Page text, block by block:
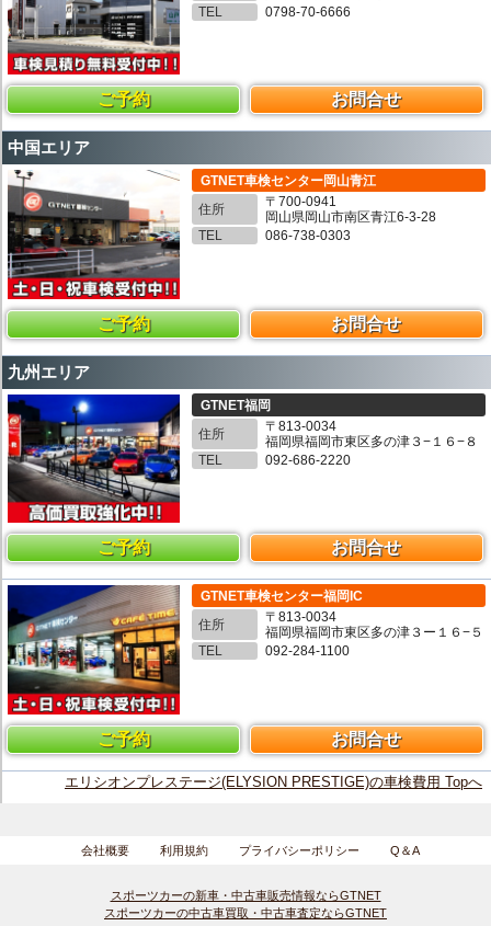
TEL
0798-70-6666
ご予約 お問合せ
中国エリア
GTNET車検センター岡山青江
住所
〒700-0941
岡山県岡山市南区青江6-3-28
TEL
086-738-0303
ご予約 お問合せ
九州エリア
GTNET福岡
住所
〒813-0034
福岡県福岡市東区多の津３−１６−８
TEL
092-686-2220
ご予約 お問合せ
GTNET車検センター福岡IC
住所
〒813-0034
福岡県福岡市東区多の津３ー１６−５
TEL
092-284-1100
ご予約 お問合せ
エリシオンプレステージ(ELYSION PRESTIGE)の車検費用 Topへ
会社概要 利用規約 プライバシーポリシー Q＆A
スポーツカーの新車・中古車販売情報ならGTNET
スポーツカーの中古車買取・中古車査定ならGTNET